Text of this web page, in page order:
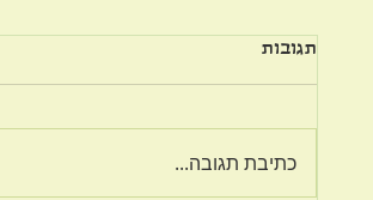
על פשרה בזוגיות
תגובות
כתיבת תגובה...